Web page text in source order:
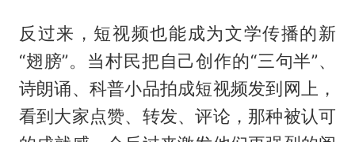
反过来，短视频也能成为文学传播的新
“翅膀”。当村民把自己创作的“三句半”、
诗朗诵、科普小品拍成短视频发到网上，
看到大家点赞、转发、评论，那种被认可